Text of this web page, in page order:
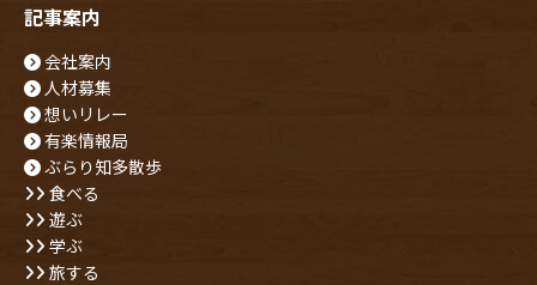
記事案内
会社案内
人材募集
想いリレー
有楽情報局
ぶらり知多散歩
食べる
遊ぶ
学ぶ
旅する